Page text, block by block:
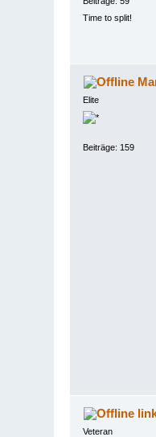
Time to split!
Elite
Beiträge: 159
Veteran